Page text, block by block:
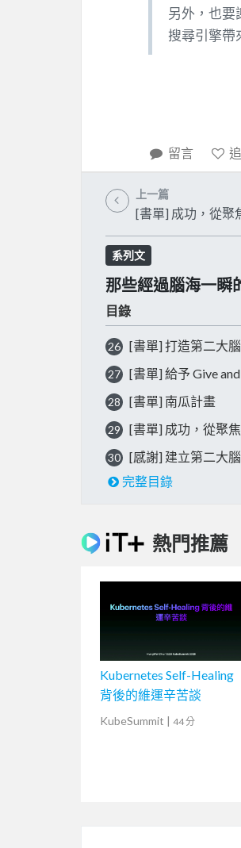
另外，也要
搜尋引擎帶
留言
上一篇
[書單] 成功，從聚
系列文
那些經過腦海一瞬
目錄
26 [書單] 打造第二大腦
27 [書單] 給予 Give
28 [書單] 南瓜計畫
29 [書單] 成功，從聚
30
[感謝] 建立第二大
完整目錄
熱門推薦
Kubernetes Self-Healing
背後的維運辛苦談
KubeSummit | 44 分